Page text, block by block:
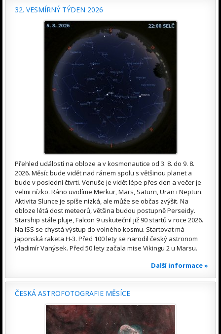
32. VESMÍRNÝ TÝDEN 2026
Přehled událostí na obloze a v kosmonautice od 3. 8. do 9. 8.
2026. Měsíc bude vidět nad ránem spolu s většinou planet a
bude v poslední čtvrti. Venuše je vidět lépe přes den a večer je
velmi nízko. Ráno uvidíme Merkur, Mars, Saturn, Uran i Neptun.
Aktivita Slunce je spíše nízká, ale může se občas zvýšit. Na
obloze létá dost meteorů, většina budou postupně Perseidy.
Starship stále pluje, Falcon 9 uskutečnil již 90 startů v roce 2026.
Na ISS se chystá výstup do volného kosmu. Startovat má
japonská raketa H-3. Před 100 lety se narodil český astronom
Vladimír Vanýsek. Před 50 lety začala mise Vikingu 2 u Marsu.
Další informace »
ČESKÁ ASTROFOTOGRAFIE MĚSÍCE